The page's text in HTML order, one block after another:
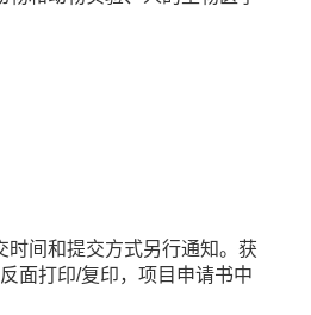
间和提交方式另行通知。获
面打印/复印，项目申请书中